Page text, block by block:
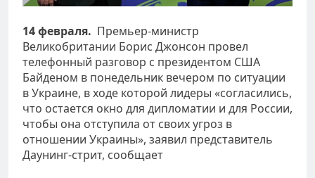
14 февраля. Премьер-министр
Великобритании Борис Джонсон провел
телефонный разговор с президентом США
Байденом в понедельник вечером по ситуации
в Украине, в ходе которой лидеры «согласились,
что остается окно для дипломатии и для России,
чтобы она отступила от своих угроз в
отношении Украины», заявил представитель
Даунинг-стрит, сообщает